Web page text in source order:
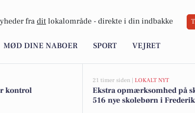
fra dit lokalområde - direkte i din indbakke
MØD DINE NABOER SPORT VEJRET
kontrol
21 timer siden | LOKALT NYT
Ekstra opmærksomhed på
516 nye skolebørn i